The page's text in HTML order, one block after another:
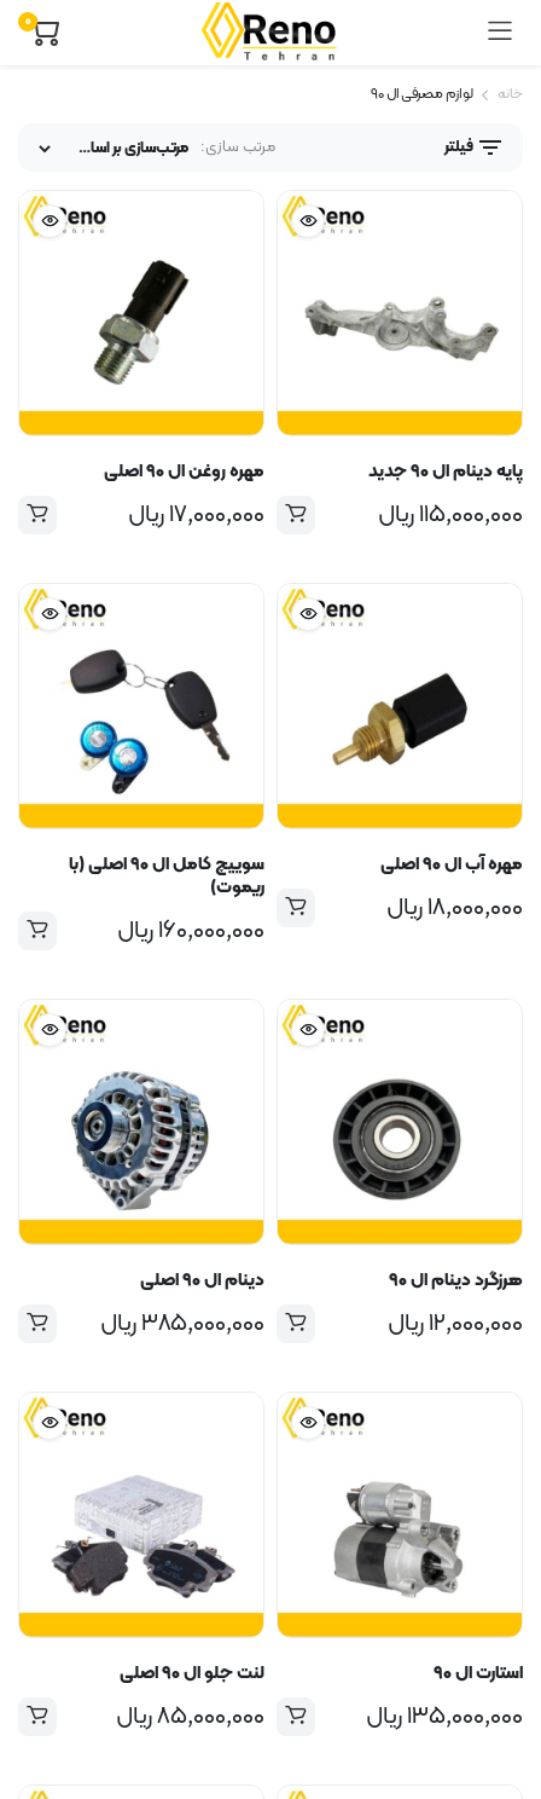
0
خانه لوازم مصرفی ال ۹۰
فیلتر مرتب سازی:
پایه دینام ال ۹۰ جدید
۱۱۵,۰۰۰,۰۰۰ریال
مهره روغن ال ۹۰ اصلی
۱۷,۰۰۰,۰۰۰ریال
مهره آب ال ۹۰ اصلی
۱۸,۰۰۰,۰۰۰ریال
سوییچ کامل ال ۹۰ اصلی (با
ریموت)
۱۶۰,۰۰۰,۰۰۰ریال
هرزگرد دینام ال ۹۰
۱۲,۰۰۰,۰۰۰ریال
دینام ال ۹۰ اصلی
۳۸۵,۰۰۰,۰۰۰ریال
استارت ال ۹۰
۱۳۵,۰۰۰,۰۰۰ریال
لنت جلو ال ۹۰ اصلی
۸۵,۰۰۰,۰۰۰ریال